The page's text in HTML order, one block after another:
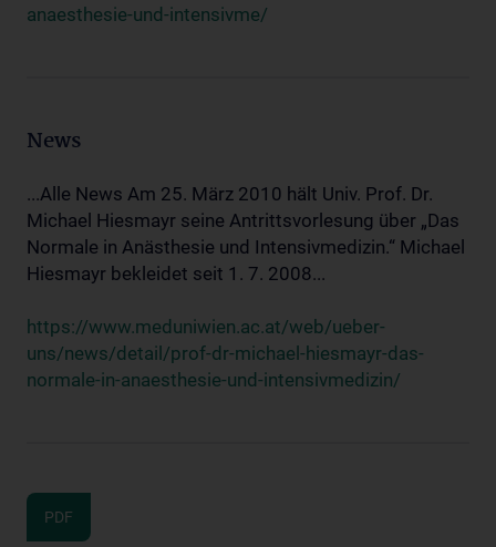
anaesthesie-und-intensivme/
News
...Alle News Am 25. März 2010 hält Univ. Prof. Dr.
Michael Hiesmayr seine Antrittsvorlesung über „Das
Normale in Anästhesie und Intensivmedizin.“ Michael
Hiesmayr bekleidet seit 1. 7. 2008...
https://www.meduniwien.ac.at/web/ueber-
uns/news/detail/prof-dr-michael-hiesmayr-das-
normale-in-anaesthesie-und-intensivmedizin/
PDF